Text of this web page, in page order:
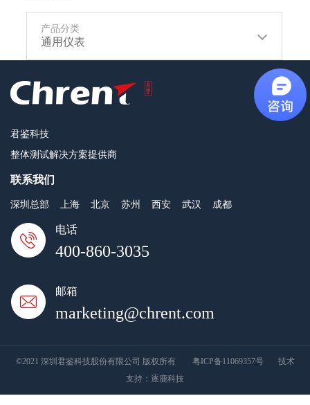
产品分类
通用仪表
君鉴科技
整体测试解决方案提供商
联系我们
深圳总部 上海 北京 苏州 西安 武汉 成都
电话
400-860-3035
邮箱
marketing@chrent.com
©2021 深圳君鉴科技股份有限公司 版权所有 粤ICP备11069357号技术
支持： 逐鹿科技